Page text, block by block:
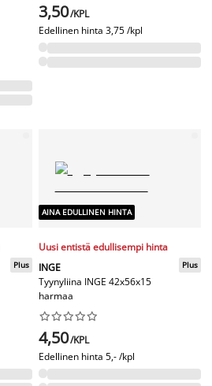
3,50/KPL
Edellinen hinta 3,75 /kpl
Plus
AINA EDULLINEN HINTA
Uusi entistä edullisempi hinta
INGE
Tyynyliina INGE 42x56x15
harmaa
Plus






4,50/KPL
Edellinen hinta 5,- /kpl